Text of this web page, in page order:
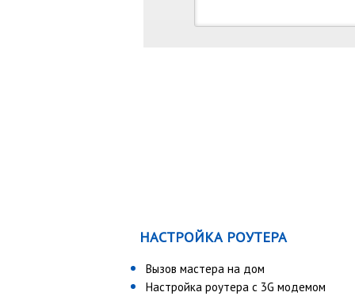
НАСТРОЙКА РОУТЕРА
Вызов мастера на дом
Настройка роутера с 3G модемом